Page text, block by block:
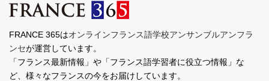
FRANCE 365はオンラインフランス語学校アンサンブルアンフラ
ンセが運営しています。
「フランス最新情報」や「フランス語学習者に役立つ情報」な
ど、様々なフランスの今をお届けしています。